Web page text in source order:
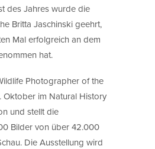
des Jahres wurde die
Britta Jaschinski geehrt,
Mal erfolgreich an dem
hat.
Photographer of the
Oktober im Natural History
und stellt die
Bilder von über 42.000
Die Ausstellung wird